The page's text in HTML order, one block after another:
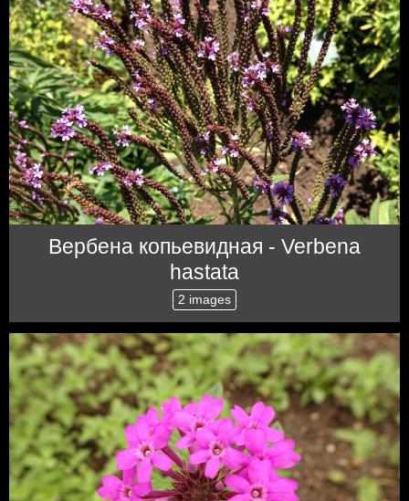
Вербена копьевидная - Verbena
hastata
2 images